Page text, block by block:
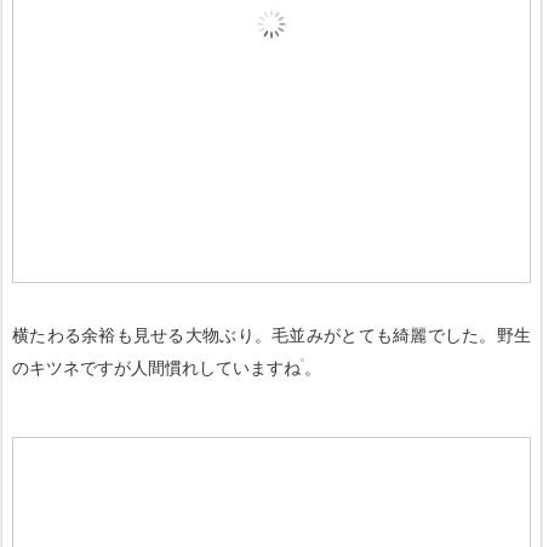
横たわる余裕も見せる大物ぶり。毛並みがとても綺麗でした。野生
のキツネですが人間慣れしていますね 。